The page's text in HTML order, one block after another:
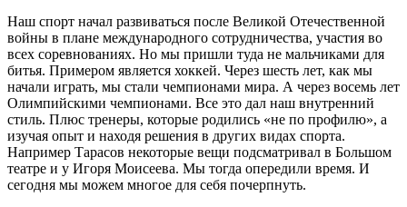
Наш спорт начал развиваться после Великой Отечественной
войны в плане международного сотрудничества, участия во
всех соревнованиях. Но мы пришли туда не мальчиками для
битья. Примером является хоккей. Через шесть лет, как мы
начали играть, мы стали чемпионами мира. А через восемь лет
Олимпийскими чемпионами. Все это дал наш внутренний
стиль. Плюс тренеры, которые родились «не по профилю», а
изучая опыт и находя решения в других видах спорта.
Например Тарасов некоторые вещи подсматривал в Большом
театре и у Игоря Моисеева. Мы тогда опередили время. И
сегодня мы можем многое для себя почерпнуть.